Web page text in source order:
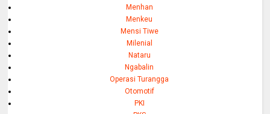
Menhan
Menkeu
Mensi Tiwe
Milenial
Nataru
Ngabalin
Operasi Turangga
Otomotif
PKI